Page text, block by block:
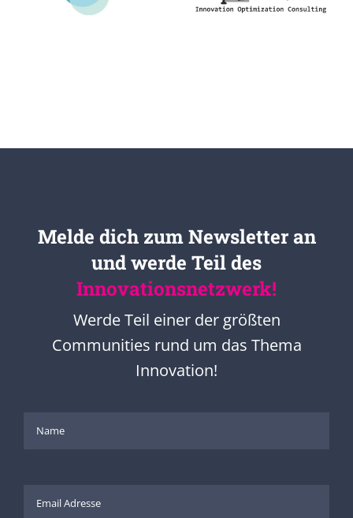
Melde dich zum Newsletter an
und werde Teil des
Innovationsnetzwerk!
Werde Teil einer der größten
Communities rund um das Thema
Innovation!